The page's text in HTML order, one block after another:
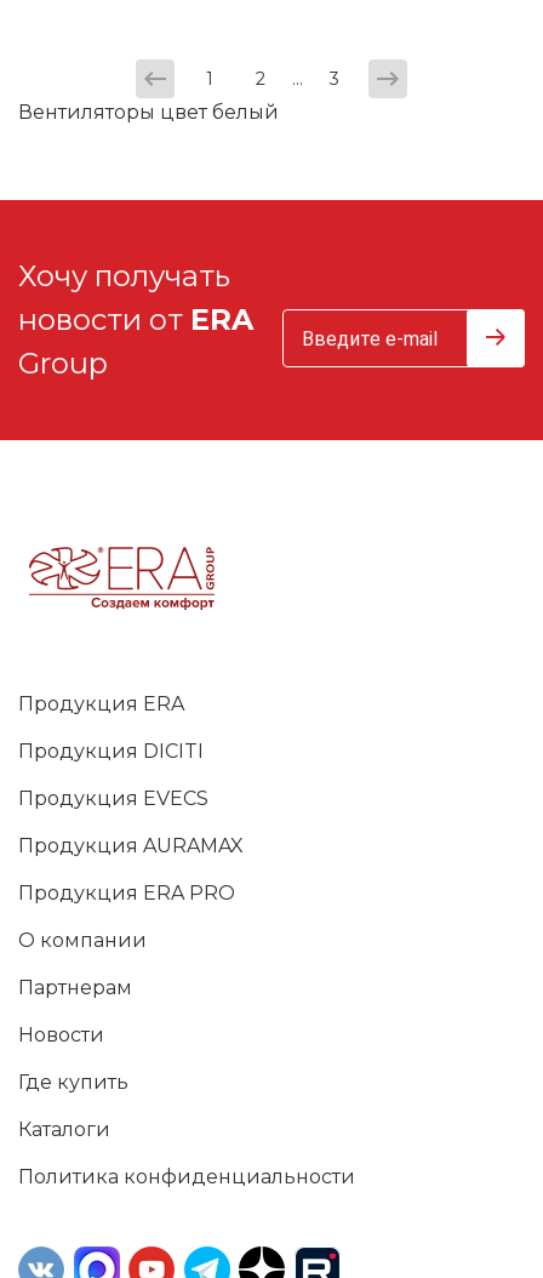
1 2 ... 3
Вентиляторы цвет белый
Хочу получать
новости от ERA
Group
Продукция ERA
Продукция DICITI
Продукция EVECS
Продукция AURAMAX
Продукция ERA PRO
О компании
Партнерам
Новости
Где купить
Каталоги
Политика конфиденциальности